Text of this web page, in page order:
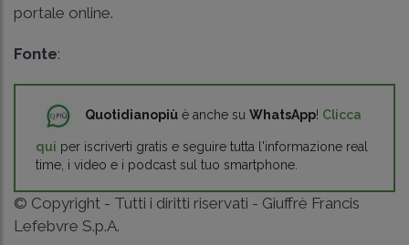
portale online.
Fonte:
Quotidianopiù è anche su WhatsApp! Clicca
qui per iscriverti gratis e seguire tutta l'informazione real
time, i video e i podcast sul tuo smartphone.
© Copyright - Tutti i diritti riservati - Giuffrè Francis
Lefebvre S.p.A.